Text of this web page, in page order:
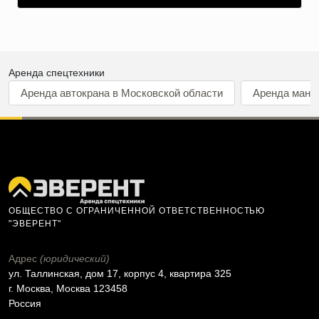
Аренда спецтехники
Аренда автокрана в Московской области Аренда
ОБЩЕСТВО С ОГРАНИЧЕННОЙ ОТВЕТСТВЕННОСТЬЮ
"ЭВЕРЕНТ"
Адрес (юридический)
ул. Таллинская, дом 17, корпус 4, квартира 325
г. Москва, Москва 123458
Россия